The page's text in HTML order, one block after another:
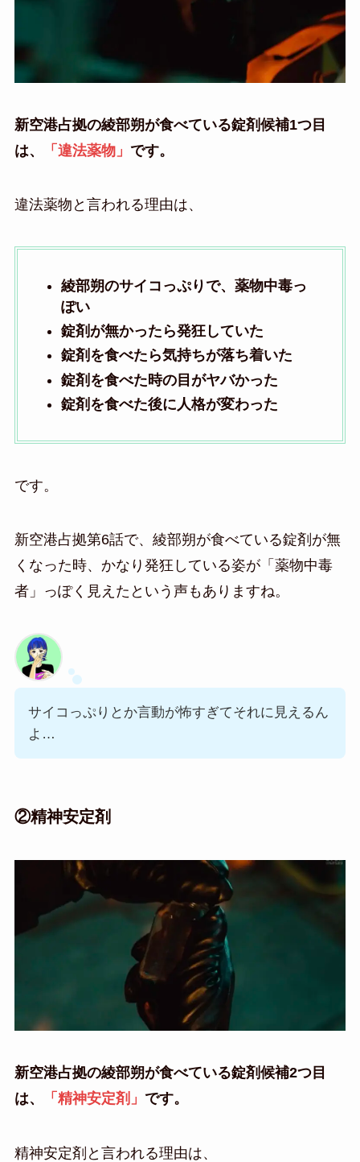
新空港占拠の綾部朔が食べている錠剤候補1つ目
は、
「違法薬物」 です。
違法薬物と言われる理由は、
綾部朔のサイコっぷりで、薬物中毒っ
ぽい
錠剤が無かったら発狂していた
錠剤を食べたら気持ちが落ち着いた
錠剤を食べた時の目がヤバかった
錠剤を食べた後に人格が変わった
です。
新空港占拠第6話で、綾部朔が食べている錠剤が無
くなった時、かなり発狂している姿が「薬物中毒
者」っぽく見えたという声もありますね。
サイコっぷりとか言動が怖すぎてそれに見えるん
よ…
②精神安定剤
新空港占拠の綾部朔が食べている錠剤候補2つ目
は、
「精神安定剤」 です。
精神安定剤と言われる理由は、